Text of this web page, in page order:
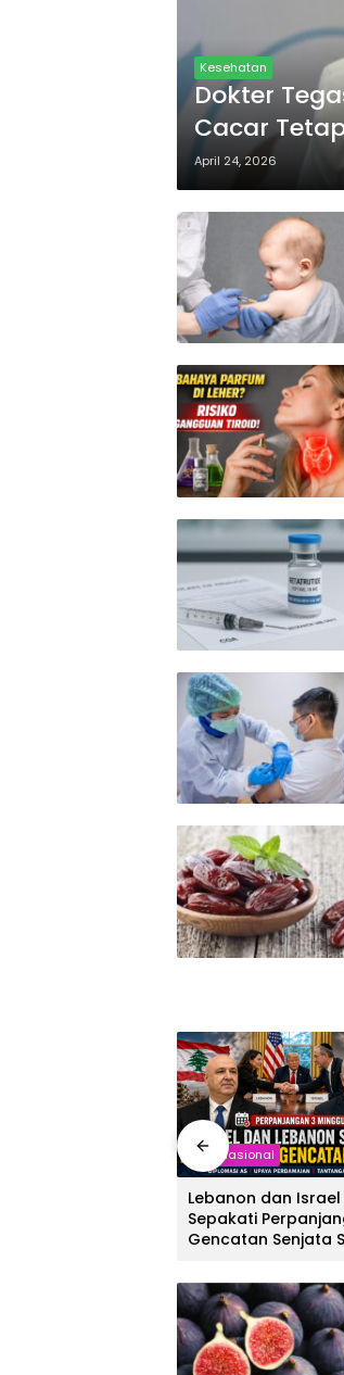
Kesehatan
Dokter
Cacar
April 24, 2026
Internasional
Lebanon dan Israel
Sepakati
Gencatan Senjata